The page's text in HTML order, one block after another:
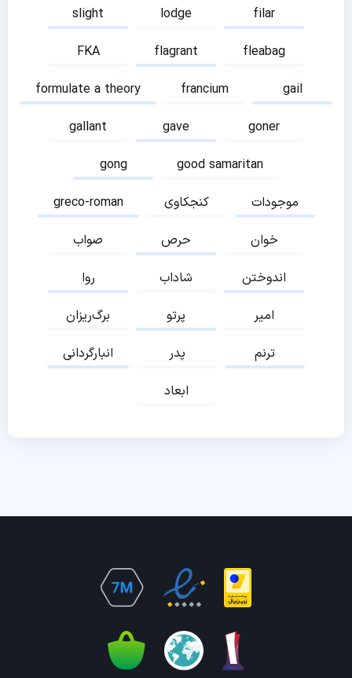
slight lodge
filar
FKA
flagrant
fleabag
formulate a theory
francium
gail
gallant
gave
goner
gong
good samaritan
greco-roman
کنجکاوی
موجودات
صواب
حرص
خوان
روا
شاداب
اندوختن
برگ‌ریزان
پرتو
امیر
انبارگردانی
پدر
ترنم
ابعاد